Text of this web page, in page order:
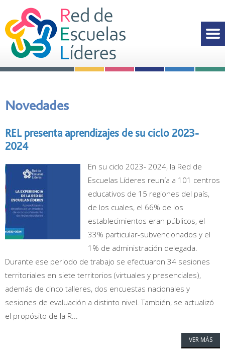
Novedades
REL presenta aprendizajes de su ciclo 2023-
2024
En su ciclo 2023- 2024, la Red de
Escuelas Líderes reunía a 101 centros
educativos de 15 regiones del país,
de los cuales, el 66% de los
establecimientos eran públicos, el
33% particular-subvencionados y el
1% de administración delegada.
Durante ese periodo de trabajo se efectuaron 34 sesiones
territoriales en siete territorios (virtuales y presenciales),
además de cinco talleres, dos encuestas nacionales y
sesiones de evaluación a distinto nivel. También, se actualizó
el propósito de la R...
VER MÁS